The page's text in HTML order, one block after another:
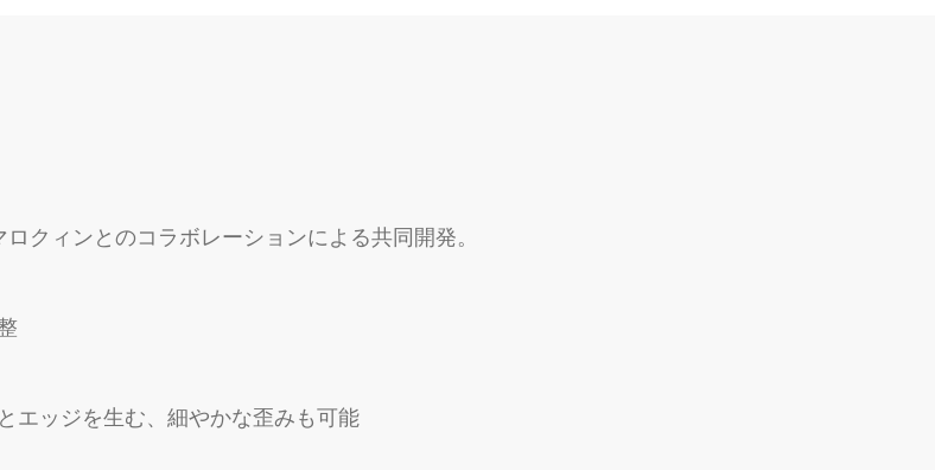
クィンとのコラボレーションによる共同開発。
エッジを生む、細やかな歪みも可能